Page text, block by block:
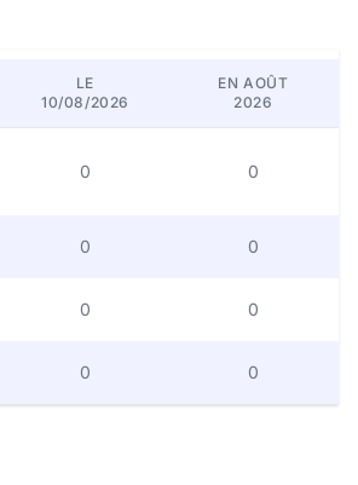
LE
10/08/2026
EN AOÛT
2026
0 0
0 0
0 0
0 0